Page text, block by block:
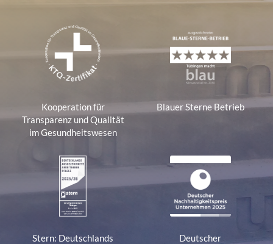
Kooperation für
Transparenz und Qualität
im Gesundheitswesen
Blauer Sterne Betrieb
Stern: Deutschlands
Deutscher